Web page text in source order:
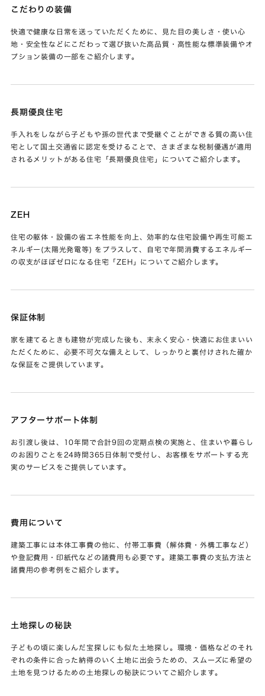
こだわりの装備
快適で健康な日常を送っていただくために、見た目の美しさ・使い心
地・安全性などにこだわって選び抜いた高品質・高性能な標準装備やオ
プション装備の一部をご紹介します。
長期優良住宅
手入れをしながら子どもや孫の世代まで受継ぐことができる質の高い住
宅として国土交通省に認定を受けることで、さまざまな税制優遇が適用
されるメリットがある住宅「長期優良住宅」についてご紹介します。
ZEH
住宅の躯体・設備の省エネ性能を向上、効率的な住宅設備や再生可能エ
ネルギー(太陽光発電等) をプラスして、自宅で年間消費するエネルギー
の収支がほぼゼロになる住宅「ZEH」についてご紹介します。
保証体制
家を建てるときも建物が完成した後も、末永く安心・快適にお住まいい
ただくために、必要不可欠な備えとして、しっかりと裏付けされた確か
な保証をご提供しています。
アフターサポート体制
お引渡し後は、10年間で合計9回の定期点検の実施と、住まいや暮らし
のお困りごとを24時間365日体制で受付し、お客様をサポートする充
実のサービスをご提供しています。
費用について
建築工事には本体工事費の他に、付帯工事費（解体費・外構工事など）
や登記費用・印紙代などの諸費用も必要です。建築工事費の支払方法と
諸費用の参考例をご紹介します。
土地探しの秘訣
子どもの頃に楽しんだ宝探しにも似た土地探し。環境・価格などのそれ
ぞれの条件に合った納得のいく土地に出会うための、スムーズに希望の
土地を見つけるための土地探しの秘訣についてご紹介します。